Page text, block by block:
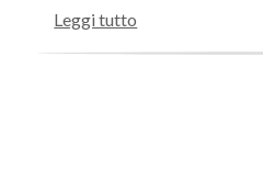
Leggi tutto